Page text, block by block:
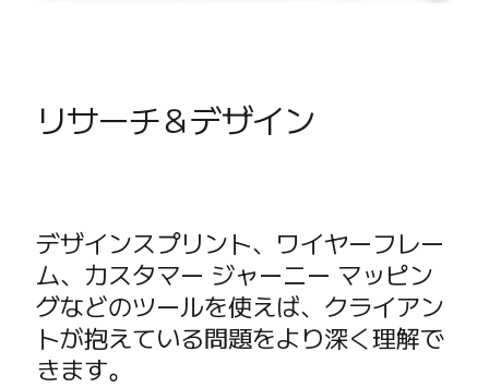
リサーチ＆デザイン
デザインスプリント、ワイヤーフレー
ム、カスタマー ジャーニー マッピン
グなどのツールを使えば、クライアン
トが抱えている問題をより深く理解で
きます。